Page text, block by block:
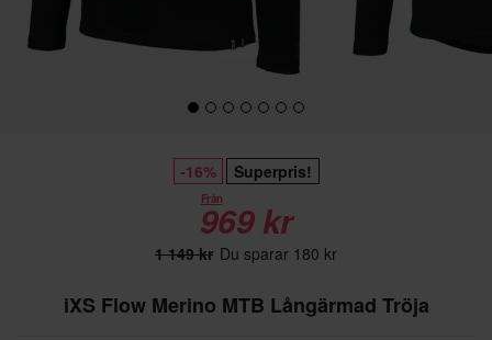
-16% Superpris!
Från
969 kr
1 149 kr Du sparar 180 kr
iXS Flow Merino MTB Långärmad Tröja